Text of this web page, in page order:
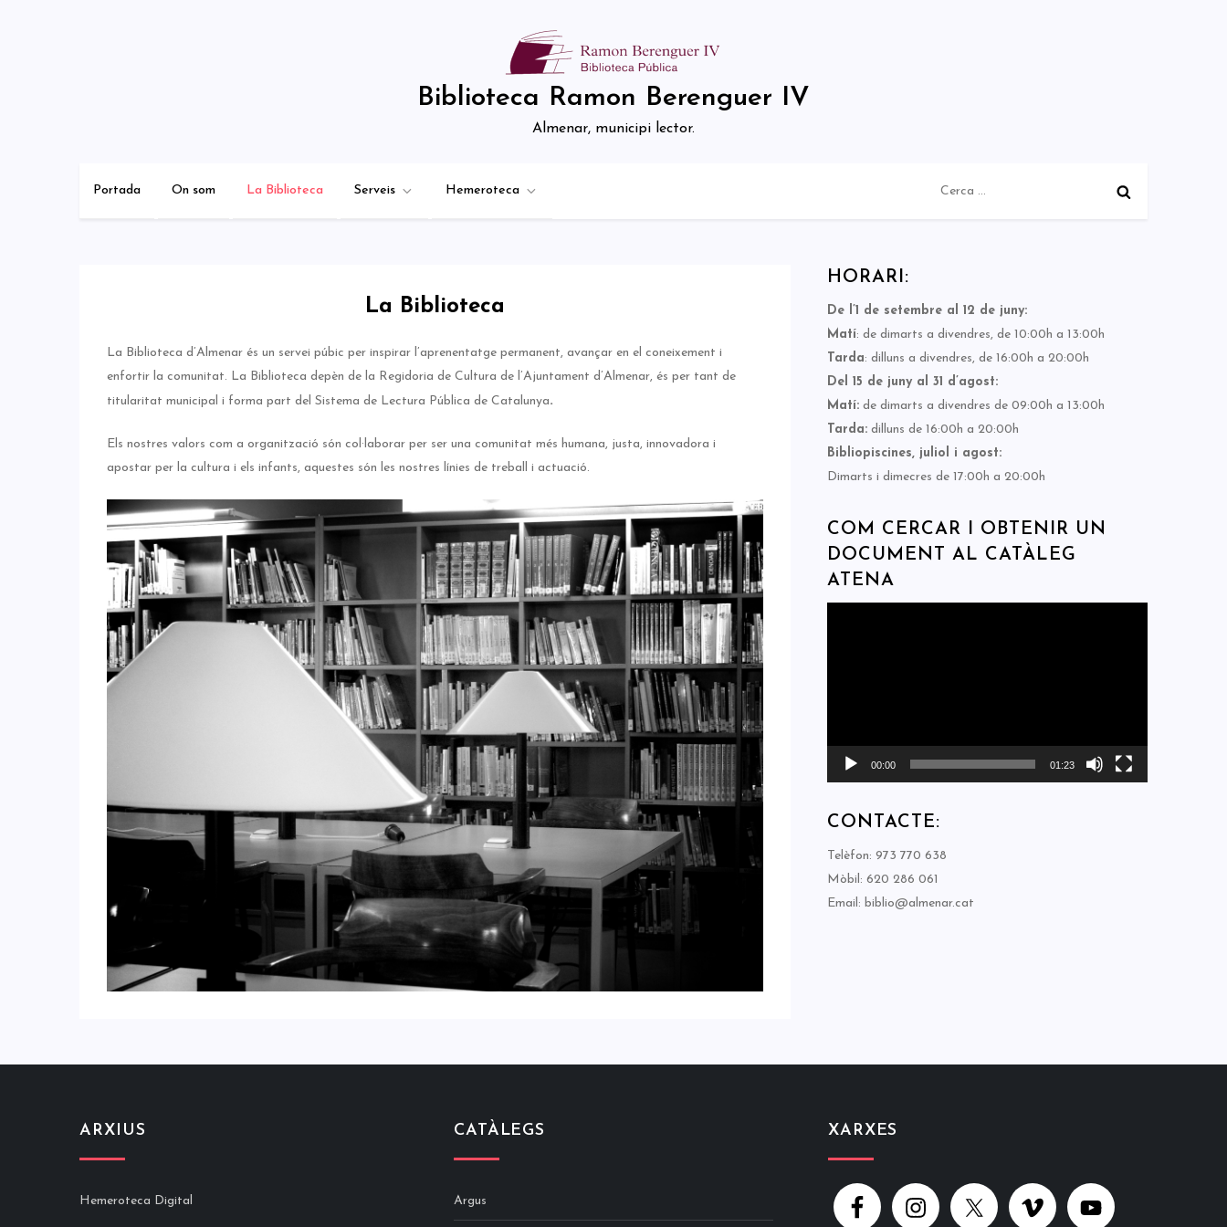
Biblioteca Ramon Berenguer IV
Almenar, municipi lector.
Portada On som La Biblioteca Serveis Hemeroteca
La Biblioteca
La Biblioteca d’Almenar és un servei púbic per inspirar l’aprenentatge permanent, avançar en el coneixement i
enfortir la comunitat. La Biblioteca depèn de la Regidoria de Cultura de l’Ajuntament d’Almenar, és per tant de
titularitat municipal i forma part del Sistema de Lectura Pública de Catalunya.
Els nostres valors com a organització són col·laborar per ser una comunitat més humana, justa, innovadora i
apostar per la cultura i els infants, aquestes són les nostres línies de treball i actuació.
HORARI:
De l’1 de setembre al 12 de juny:
Matí: de dimarts a divendres, de 10:00h a 13:00h
Tarda: dilluns a divendres, de 16:00h a 20:00h
Del 15 de juny al 31 d’agost:
Matí: de dimarts a divendres de 09:00h a 13:00h
Tarda: dilluns de 16:00h a 20:00h
Bibliopiscines, juliol i agost:
Dimarts i dimecres de 17:00h a 20:00h
COM CERCAR I OBTENIR UN
DOCUMENT AL CATÀLEG
ATENA
00:00 01:23
CONTACTE:
Telèfon: 973 770 638
Mòbil: 620 286 061
Email: biblio@almenar.cat
ARXIUS
Hemeroteca Digital
CATÀLEGS
Argus
XARXES